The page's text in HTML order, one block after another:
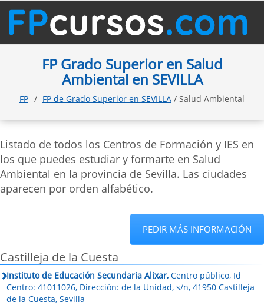
FP Grado Superior en Salud
Ambiental en SEVILLA
FP FP de Grado Superior en SEVILLA / Salud Ambiental
Listado de todos los Centros de Formación y IES en
los que puedes estudiar y formarte en Salud
Ambiental en la provincia de Sevilla. Las ciudades
aparecen por orden alfabético.
PEDIR MÁS INFORMACIÓN
Castilleja de la Cuesta
Instituto de Educación Secundaria Alixar, Centro público, Id
Centro: 41011026, Dirección: de la Unidad, s/n, 41950 Castilleja
de la Cuesta, Sevilla